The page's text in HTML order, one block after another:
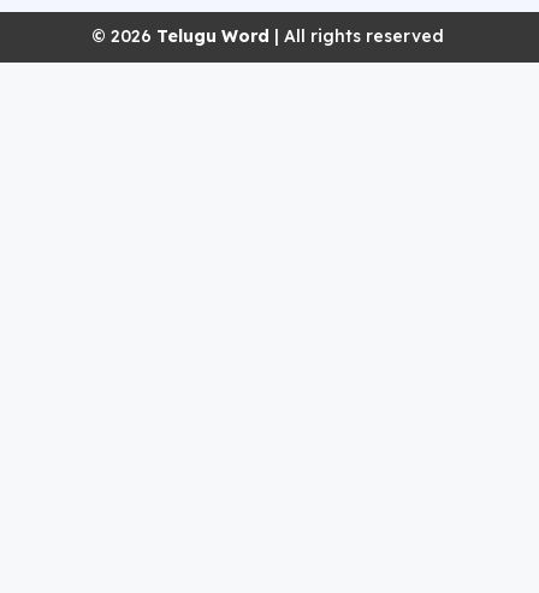
© 2026 Telugu Word | All rights reserved